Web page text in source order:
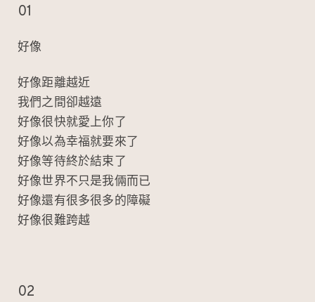
01
好像
好像距離越近
我們之間卻越遠
好像很快就愛上你了
好像以為幸福就要來了
好像等待終於結束了
好像世界不只是我倆而已
好像還有很多很多的障礙
好像很難跨越
02